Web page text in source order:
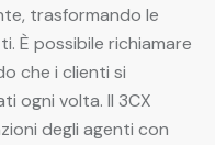
trasformando le
È possibile richiamare
che i clienti si
ogni volta. Il 3CX
degli agenti con